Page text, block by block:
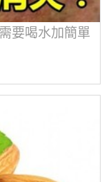
要喝水加簡單